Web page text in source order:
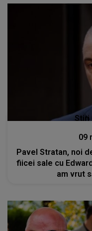
Stiri
09
Pavel Stratan, noi
fiicei sale cu
am vrut